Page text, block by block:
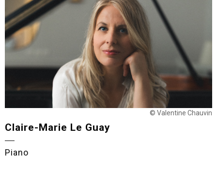
© Valentine Chauvin
Claire-Marie Le Guay
Piano